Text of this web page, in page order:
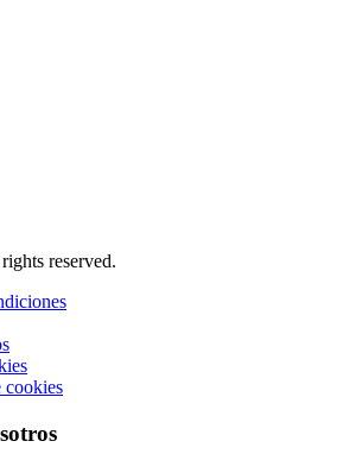
reserved.
cookies